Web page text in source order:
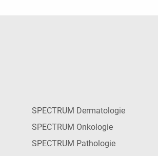
SPECTRUM Dermatologie
SPECTRUM Onkologie
SPECTRUM Pathologie